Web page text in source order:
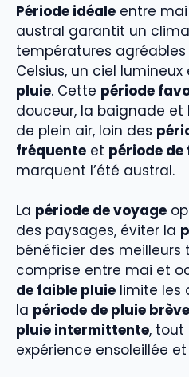
Période idéale entre mai
austral garantit un
températures
Celsius, un ciel
pluie. Cette période
douceur, la baignade et
de plein air, loin des
fréquente et période
marquent l’été austral.
La période de voyage
des paysages, éviter la
bénéficier des meilleurs
comprise entre mai et
de faible pluie limite les
la période de pluie brève
pluie intermittente, tout
expérience ensoleillée